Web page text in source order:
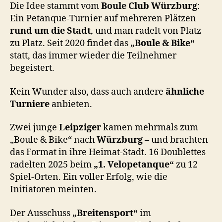
Die Idee stammt vomBoule Club Würzburg:
Ein Petanque-Turnier auf mehreren Plätzen
rund um die Stadt, und man radelt von Platz
zu Platz. Seit 2020 findet das „Boule & Bike“
statt, das immer wieder die Teilnehmer
begeistert.
Kein Wunder also, dass auch andere ähnliche
Turniere anbieten.
Zwei junge Leipzigerkamen mehrmals zum
„Boule & Bike“ nachWürzburg– und brachten
das Format in ihre Heimat-Stadt. 16 Doublettes
radelten 2025 beim „1. Velopetanque“ zu 12
Spiel-Orten. Ein voller Erfolg, wie die
Initiatoren meinten.
Der Ausschuss „Breitensport“ im